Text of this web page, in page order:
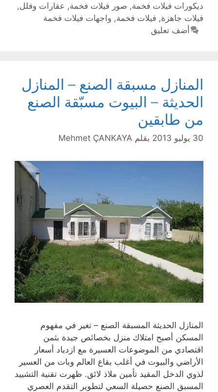
ديكورات فيلات فخمة, صور فيلات فخمة, عقارات وفلل ,
فيلات جاهزة, فيلات فخمة, واجهات فيلات فخمة
أضف تعليق
المنازل مسبقة الصنع – المنازل
الحديثة – البيوت مسبّقة الصنع
من طابقين
30 يوليو 2013 بقلم Mehmet ÇANKAYA
المنازل الحديثة المسبقة الصنع – تغير في مفهوم
المسكن أصبح امتلاك منزل بخصائص جيدة بثمن
اقتصادي من الموضوعات العسيرة مع ازدياد أسعار
الأراضي والبيوت في أغلب بقاع العالم وبات من العسير
لذوي الدخل المقيد تأمين ملاذ لائق. ظهرت تقنية التشييد
المسبق الصنع حصيلة السعي لتطوير التقدم العصري